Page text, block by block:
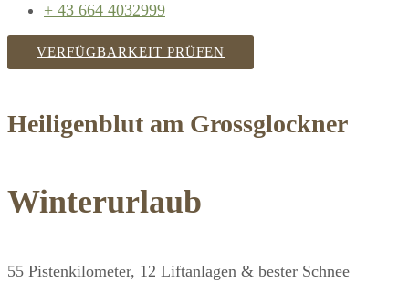
+ 43 664 4032999
VERFÜGBARKEIT PRÜFEN
Heiligenblut am Grossglockner
Winterurlaub
55 Pistenkilometer, 12 Liftanlagen & bester Schnee